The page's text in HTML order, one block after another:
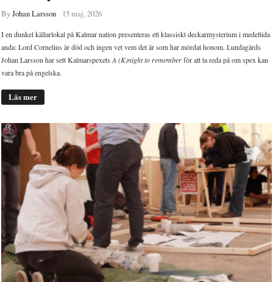
ByJohan Larsson 15 maj, 2026
I en dunkel källarlokal på Kalmar nation presenteras ett klassiskt deckarmysterium i medeltida
anda: Lord Cornelius är död och ingen vet vem det är som har mördat honom. Lundagårds
Johan Larsson har sett KalmarspexetsA (K)night to rememberför att ta reda på om spex kan
vara bra på engelska.
Läs mer